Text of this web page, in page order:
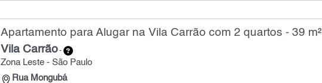
Apartamento para Alugar na Vila Carrão com 2 quartos - 39 m²
Vila Carrão-
Zona Leste - São Paulo
Rua Mongubá